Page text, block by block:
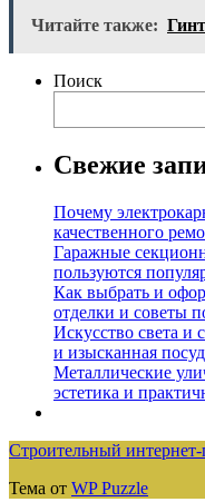
Читайте также:
Поиск
Свежие
Почему
качественного
Гаражные
пользуются
Как выбрать и
отделки и советы
Искусство света и
и изысканная
Металлические
эстетика и
Строительный интернет-
Тема от WP Puzzle